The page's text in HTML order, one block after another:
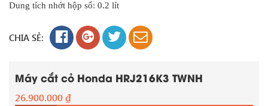
Dung tích nhớt hộp số: 0.2 lít
CHIA SẺ:
Máy cắt cỏ Honda HRJ216K3 TWNH
26.900.000₫